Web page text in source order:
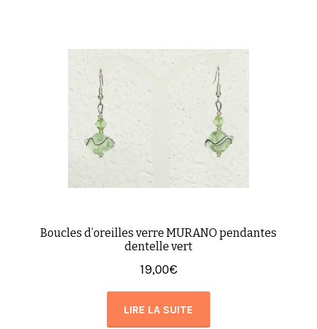
Boucles d’oreilles verre MURANO pendantes
dentelle vert
19,00€
LIRE LA SUITE